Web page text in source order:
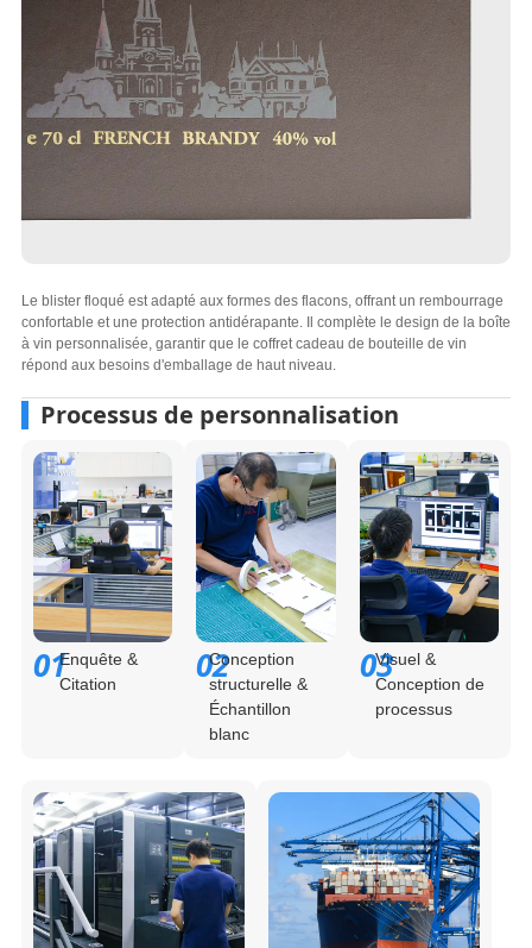
Le blister floqué est adapté aux formes des flacons, offrant un rembourrage
confortable et une protection antidérapante. Il complète le design de la boîte
à vin personnalisée, garantir que le coffret cadeau de bouteille de vin
répond aux besoins d'emballage de haut niveau.
Processus de personnalisation
01Enquête &
Citation
02
Conception
structurelle &
Échantillon
blanc
03Visuel &
Conception de
processus